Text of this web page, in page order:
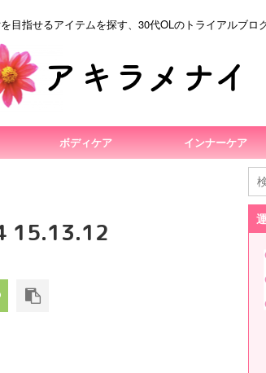
目指せるアイテムを探す、30代OLのトライアルブロ
ボディケア インナーケア
15.13.12